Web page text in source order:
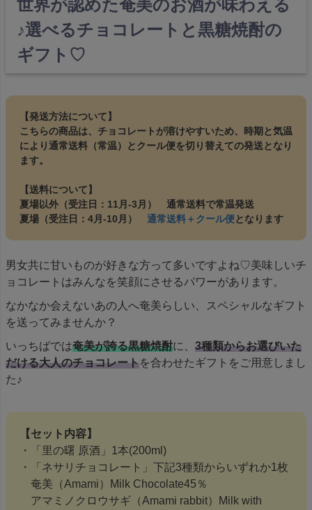
世界が認めた奄美のお酒が味わえる
♪選べるチョコレートと黒糖焼酎の
ギフト♡
【発送方法について】
こちらの商品は、チョコレートが溶けやすいため、時期と気温
により通常送料（常温）とクール便を切り替えての発送となり
ます。
【送料について】
夏場以外（受注日：11月‐3月） 通常送料で常温発送
夏場（受注日：4月‐10月） 通常送料＋クール便となります
男女共に甘いものが好きな方って多いですよね♡美味しいチ
ョコレートはみんなを笑顔にさせるパワーがあります。
なかなか会えないあの人へ奄美らしい、スペシャルなギフト
を送ってみませんか？
いっちばでは奄美が誇る黒糖焼酎に、 3種類からお選びいた
だける大人のチョコレートを合わせたギフトをご用意しまし
た♪
【セット内容】
・「里の曙 原酒」1本(200ml)
・「ネサリチョコレート」下記3種類からいずれか1枚
奄美（Amami）Milk Chocolate45％
アマミノクロウサギ（Amami rabbit）Milk with